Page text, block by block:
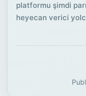
platformu şimdi
heyecan verici